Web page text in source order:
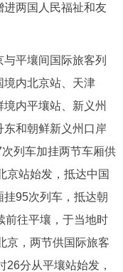
部门服务
投资项目
进两国人民福祉和友
平壤间国际旅客列
境内北京站、天津
内平壤站、新义州
和朝鲜新义州口岸
列车加挂两节车厢供
京站始发，抵达中国
95次列车，抵达朝
前往平壤，于当地时
京，两节供国际旅客
分从平壤站始发，